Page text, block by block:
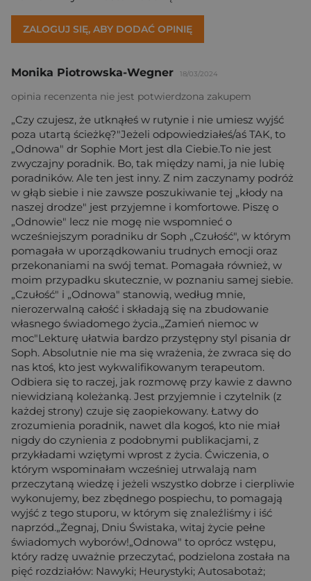
ZALOGUJ SIĘ, ABY DODAĆ OPINIĘ
Monika Piotrowska-Wegner 18/03/2024
opinia recenzenta nie jest potwierdzona zakupem
„Czy czujesz, że utknąłeś w rutynie i nie umiesz wyjść
poza utartą ścieżkę?"Jeżeli odpowiedziałeś/aś TAK, to
„Odnowa" dr Sophie Mort jest dla Ciebie.To nie jest
zwyczajny poradnik. Bo, tak między nami, ja nie lubię
poradników. Ale ten jest inny. Z nim zaczynamy podróż
w głąb siebie i nie zawsze poszukiwanie tej „kłody na
naszej drodze" jest przyjemne i komfortowe. Piszę o
„Odnowie" lecz nie mogę nie wspomnieć o
wcześniejszym poradniku dr Soph „Czułość", w którym
pomagała w uporządkowaniu trudnych emocji oraz
przekonaniami na swój temat. Pomagała również, w
moim przypadku skutecznie, w poznaniu samej siebie.
„Czułość" i „Odnowa" stanowią, według mnie,
nierozerwalną całość i składają się na zbudowanie
własnego świadomego życia.„Zamień niemoc w
moc"Lekturę ułatwia bardzo przystępny styl pisania dr
Soph. Absolutnie nie ma się wrażenia, że zwraca się do
nas ktoś, kto jest wykwalifikowanym terapeutom.
Odbiera się to raczej, jak rozmowę przy kawie z dawno
niewidzianą koleżanką. Jest przyjemnie i czytelnik (z
każdej strony) czuje się zaopiekowany. Łatwy do
zrozumienia poradnik, nawet dla kogoś, kto nie miał
nigdy do czynienia z podobnymi publikacjami, z
przykładami wziętymi wprost z życia. Ćwiczenia, o
którym wspominałam wcześniej utrwalają nam
przeczytaną wiedzę i jeżeli wszystko dobrze i cierpliwie
wykonujemy, bez zbędnego pospiechu, to pomagają
wyjść z tego stuporu, w którym się znaleźliśmy i iść
naprzód.„Żegnaj, Dniu Świstaka, witaj życie pełne
świadomych wyborów!„Odnowa" to oprócz wstępu,
który radzę uważnie przeczytać, podzielona została na
pięć rozdziałów: Nawyki; Heurystyki; Autosabotaż;